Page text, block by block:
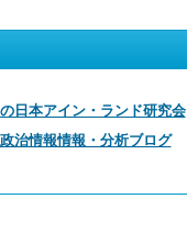
日本アイン・ランド研究会
治情報情報・分析ブログ